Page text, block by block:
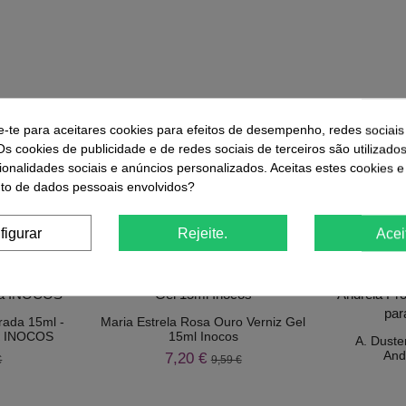
Comprar
Compraram Este Produto Também
15ml -
Maria Estrela Rosa Ouro Verniz Gel
15ml Inocos
7,20 €9,59 €
A.
te para aceitares cookies para efeitos de desempenho, redes sociais
cookies de publicidade e de redes sociais de terceiros são
sociais e anúncios personalizados. Aceitas estes cookies
de dados pessoais envolvidos?
Rejeite.